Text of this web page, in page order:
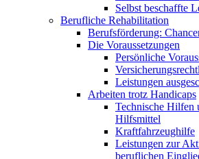
Selbst beschaffte
Berufliche Rehabilitation
Berufsförderung:
Die Voraussetzungen
Persönliche
Leistungen
Arbeiten trotz Handicaps
Technische Hilfen
Hilfsmittel
Kraftfahrzeughilfe
Leistungen zur
beruflichen